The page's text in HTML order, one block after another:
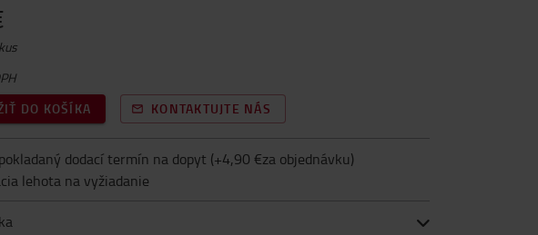
DO KOŠÍKA
KONTAKTUJTE NÁS
dodací termín na dopyt (+4,90 €za objednávku)
lehota na vyžiadanie